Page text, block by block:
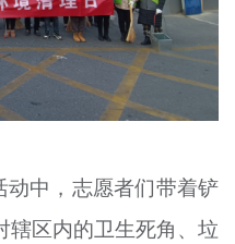
动中，志愿者们带着铲
辖区内的卫生死角、垃